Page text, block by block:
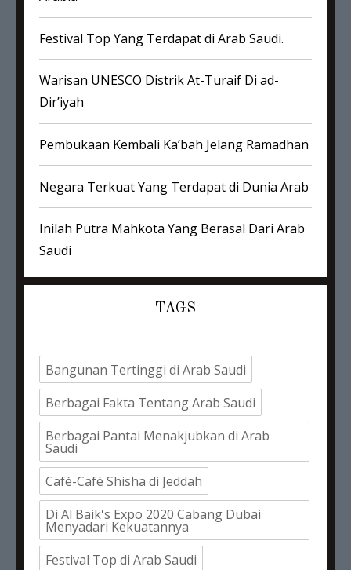
Festival Top Yang Terdapat di Arab Saudi.
Warisan UNESCO Distrik At-Turaif Di ad-
Dir’iyah
Pembukaan Kembali Ka’bah Jelang Ramadhan
Negara Terkuat Yang Terdapat di Dunia Arab
Inilah Putra Mahkota Yang Berasal Dari Arab
Saudi
TAGS
Bangunan Tertinggi di Arab Saudi
Berbagai Fakta Tentang Arab Saudi
Berbagai Pantai Menakjubkan di Arab
Saudi
Café-Café Shisha di Jeddah
Di Al Baik's Expo 2020 Cabang Dubai
Menyadari Kekuatannya
Festival Top di Arab Saudi